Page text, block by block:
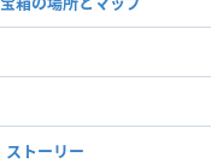
ストーリー